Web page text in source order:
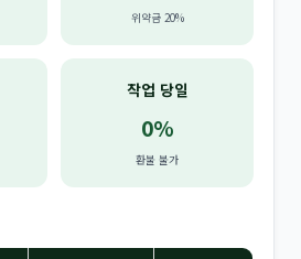
위약금 20%
작업 당일
0%
환불 불가